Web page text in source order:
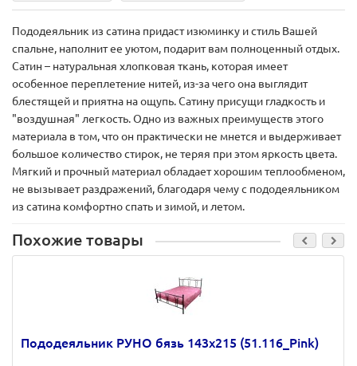
Пододеяльник из сатина придаст изюминку и стиль Вашей
спальне, наполнит ее уютом, подарит вам полноценный отдых.
Сатин – натуральная хлопковая ткань, которая имеет
особенное переплетение нитей, из-за чего она выглядит
блестящей и приятна на ощупь. Сатину присущи гладкость и
"воздушная" легкость. Одно из важных преимуществ этого
материала в том, что он практически не мнется и выдерживает
большое количество стирок, не теряя при этом яркость цвета.
Мягкий и прочный материал обладает хорошим теплообменом,
не вызывает раздражений, благодаря чему с пододеяльником
из сатина комфортно спать и зимой, и летом.
Похожие товары
Пододеяльник РУНО бязь 143х215 (51.116_Pink)